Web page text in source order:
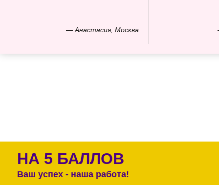
— Анастасия, Москва
НА 5 БАЛЛОВ
Ваш успех - наша работа!